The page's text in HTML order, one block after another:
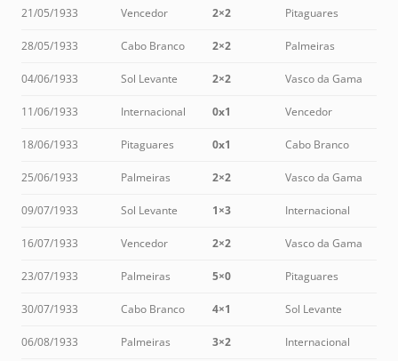
21/05/1933 Vencedor 2×2 Pitaguares
28/05/1933 Cabo Branco 2×2 Palmeiras
04/06/1933 Sol Levante 2×2 Vasco da Gama
11/06/1933 Internacional 0x1 Vencedor
18/06/1933 Pitaguares 0x1 Cabo Branco
25/06/1933 Palmeiras 2×2 Vasco da Gama
09/07/1933 Sol Levante 1×3 Internacional
16/07/1933 Vencedor 2×2 Vasco da Gama
23/07/1933 Palmeiras 5×0 Pitaguares
30/07/1933 Cabo Branco 4×1 Sol Levante
06/08/1933 Palmeiras 3×2 Internacional